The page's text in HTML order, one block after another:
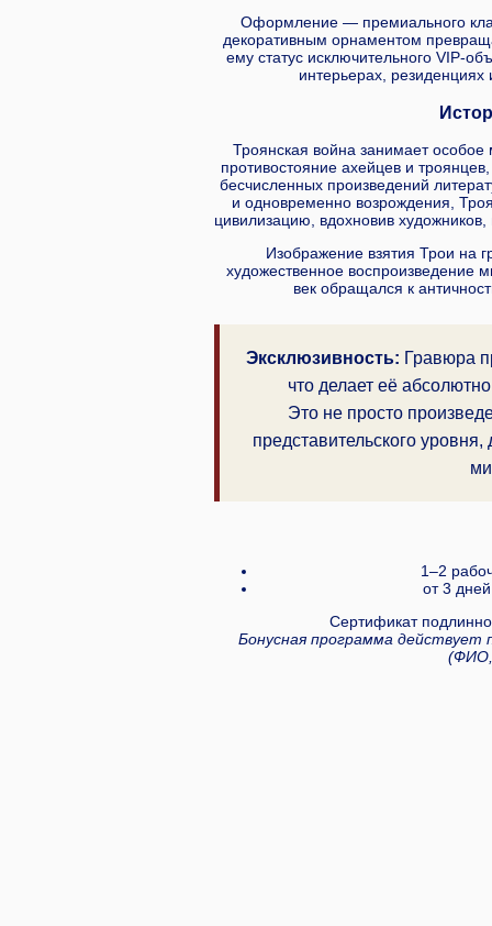
Оформление — премиального
декоративным орнаментом
ему статус исключительного VIP-
интерьерах, резиденциях
Троянская война занимает особое
противостояние ахейцев и
бесчисленных произведений
и одновременно возрождения,
цивилизацию, вдохновив
Изображение взятия Трои на
художественное воспроизведение
век обращался к
Эксклюзивность: Гравюра
что делает её
Это не просто
представительского
1–2
от 3
Сертификат
Бонусная программа действует
(ФИО,